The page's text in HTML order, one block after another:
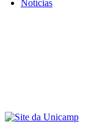
Notícias